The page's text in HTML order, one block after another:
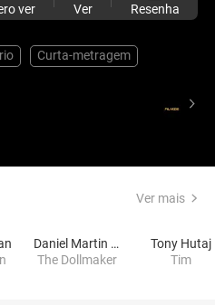
ver Ver Resenha
Curta-metragem
Ver mais
Daniel Martin Berkey
The Dollmaker
Tony Hutaj
Tim